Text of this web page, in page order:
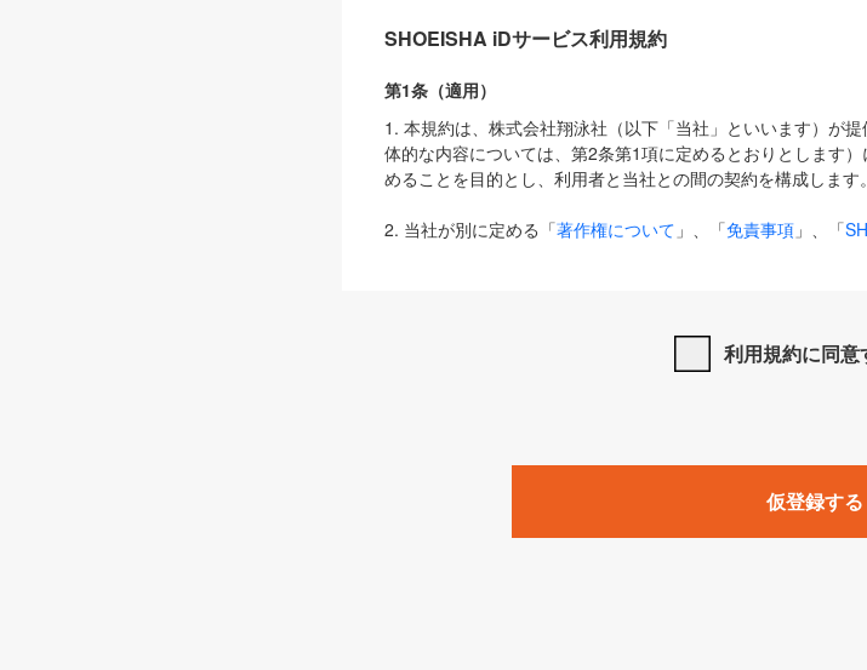
SHOEISHA iDサービス利用規約
第1条（適用）
1. 本規約は、株式会社翔泳社（以下「当社」といいます）が
体的な内容については、第2条第1項に定めるとおりとします
めることを目的とし、利用者と当社との間の契約を構成します。
2. 当社が別に定める「著作権について 」、「免責事項 」、「
は、本規約の規定が優先して適用されるものとします。
1. 「本サービス」とは、当社が提供する以下のサービス（名
みます）及びこれらサービスに関連して当社が実施するイベン
「SEBook」「SEShop」「CodeZine」「MarkeZine」「
利用規約に同意
仮登録する